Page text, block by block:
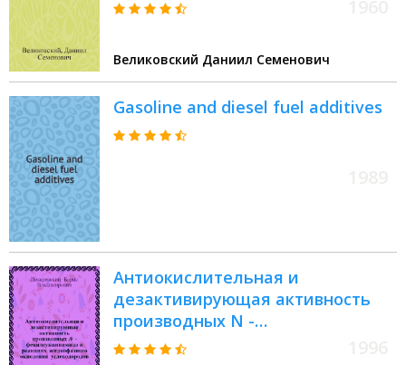
Великовский Даниил Семенович
Gasoline and diesel fuel additives
Антиокислительная и
дезактивирующая активность
производных N -
фенилсукцинимида в реакциях